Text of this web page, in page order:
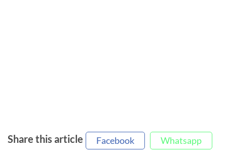
Share this article Facebook Whatsapp